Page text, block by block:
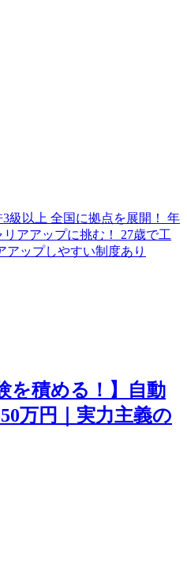
を積める！】自動
万円｜実力主義の